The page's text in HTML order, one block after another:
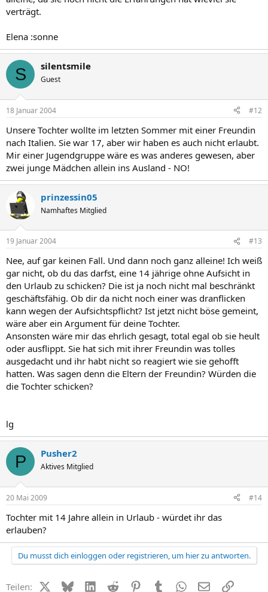
verträgt.
Elena :sonne
S silentsmile
Guest
18 Januar 2004 #12
Unsere Tochter wollte im letzten Sommer mit einer Freundin
nach Italien. Sie war 17, aber wir haben es auch nicht erlaubt.
Mir einer Jugendgruppe wäre es was anderes gewesen, aber
zwei junge Mädchen allein ins Ausland - NO!
prinzessin05
Namhaftes Mitglied
19 Januar 2004 #13
Nee, auf gar keinen Fall. Und dann noch ganz alleine! Ich weiß
gar nicht, ob du das darfst, eine 14 jährige ohne Aufsicht in
den Urlaub zu schicken? Die ist ja noch nicht mal beschränkt
geschäftsfähig. Ob dir da nicht noch einer was dranflicken
kann wegen der Aufsichtspflicht? Ist jetzt nicht böse gemeint,
wäre aber ein Argument für deine Tochter.
Ansonsten wäre mir das ehrlich gesagt, total egal ob sie heult
oder ausflippt. Sie hat sich mit ihrer Freundin was tolles
ausgedacht und ihr habt nicht so reagiert wie sie gehofft
hatten. Was sagen denn die Eltern der Freundin? Würden die
die Tochter schicken?
lg
P Pusher2
Aktives Mitglied
20 Mai 2009 #14
Tochter mit 14 Jahre allein in Urlaub - würdet ihr das
erlauben?
Du musst dich einloggen oder registrieren, um hier zu antworten.
Teilen: X (Twitter)
BlueskyLinkedIn
Reddit PinterestTumblr WhatsApp
E-MailLink